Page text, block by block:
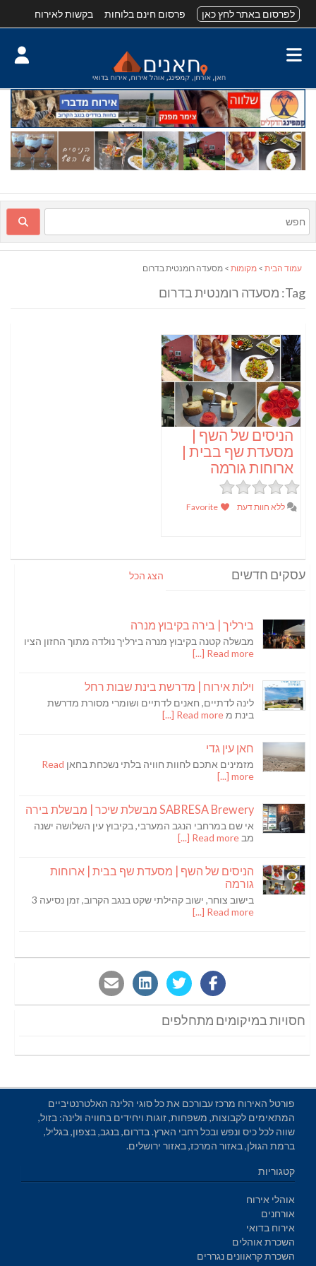
לפרסום באתר לחץ כאן פרסום חינם בלוחות בקשות לאירוח
עמוד הבית > מקומות > מסעדה רומנטית בדרום
Tag: מסעדה רומנטית בדרום
הניסים של השף |
מסעדת שף בבית |
ארוחות גורמה
ללא חוות דעת
עסקים חדשים הצג הכל
בירליך | בירה בקיבוץ מנרה
מבשלה קטנה בקיבוץ מנרה בירליך נולדה מתוך החזון הציו
Read more [...]
וילות אירוח | מדרשת בינת שבות רחל
לינה לדתיים, חאנים לדתיים ושומרי מסורת מדרשת
בינת מRead more [...]
חאן עין גדי
מזמינים אתכם לחוות חוויה בלתי נשכחת בחאן Read
more [...]
SABRESA Brewery מבשלת שיכר | מבשלת בירה
אי שם במרחבי הנגב המערבי, בקיבוץ עין השלושה ישנה
מב Read more [...]
הניסים של השף | מסעדת שף בבית | ארוחות
גורמה
בישוב צוחר, ישוב קהילתי שקט בנגב הקרוב, זמן נסיעה 3
Read more [...]
חסויות במיקומים מתחלפים
פורטל האירוח מרכז עבורכם את כל סוגי הלינה האלטרנטיביים
המתאימים לקבוצות, משפחות, זוגות ויחידים בחוויה ולינה: בזול,
שווה לכל כיס ונפש ובכל רחבי הארץ. בדרום, בנגב, בצפון, בגליל,
ברמת הגולן, באזור המרכז, באזור ירושלים.
קטגוריות
אוהלי אירוח
אורחנים
אירוח בדואי
השכרת אוהלים
השכרת קראוונים נגררים